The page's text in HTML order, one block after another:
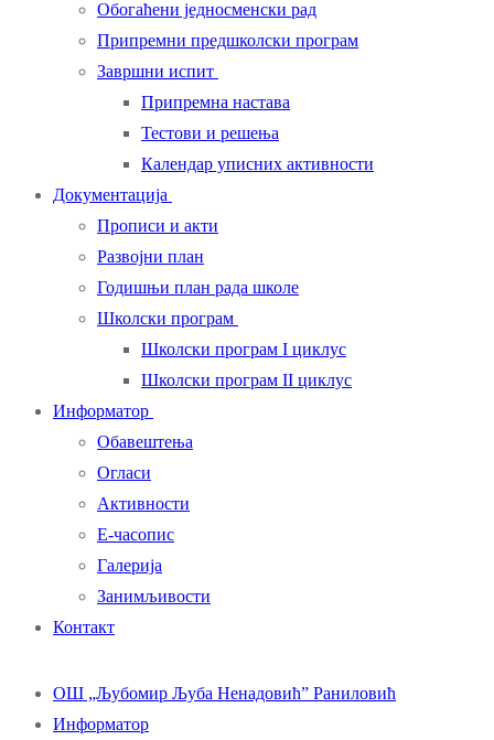
Обогаћени једносменски рад
Припремни предшколски програм
Завршни испит
Припремна настава
Тестови и решења
Календар уписних активности
Документација
Прописи и акти
Развојни план
Годишњи план рада школе
Школски програм
Школски програм I циклус
Школски програм II циклус
Информатор
Обавештења
Огласи
Активности
Е-часопис
Галерија
Занимљивости
Контакт
ОШ „Љубомир Љуба Ненадовић” Раниловић
Информатор